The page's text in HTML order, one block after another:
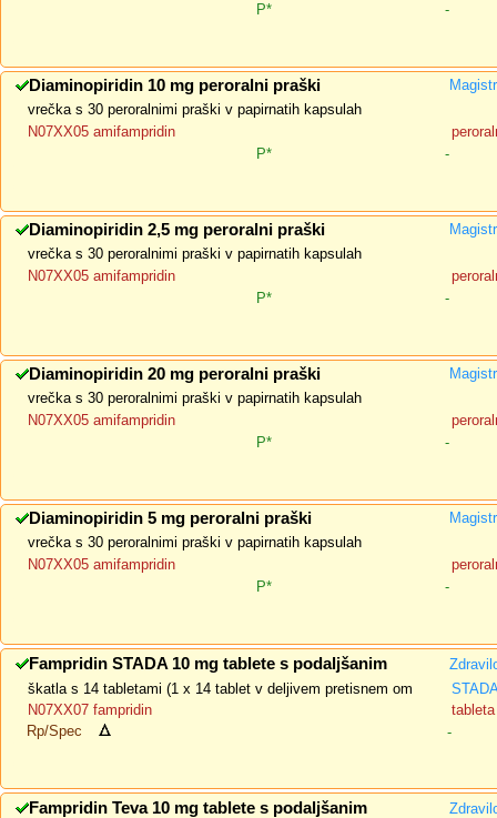
P*
-
Diaminopiridin 10 mg peroralni praški
vrečka s 30 peroralnimi praški v papirnatih kapsulah
N07XX05 amifampridin
P*
-
Diaminopiridin 2,5 mg peroralni praški
vrečka s 30 peroralnimi praški v papirnatih kapsulah
N07XX05 amifampridin
P*
-
Diaminopiridin 20 mg peroralni praški
vrečka s 30 peroralnimi praški v papirnatih kapsulah
N07XX05 amifampridin
P*
-
Diaminopiridin 5 mg peroralni praški
vrečka s 30 peroralnimi praški v papirnatih kapsulah
N07XX05 amifampridin
P*
-
Fampridin STADA 10 mg tablete s podaljšanim
škatla s 14 tabletami (1 x 14 tablet v deljivem pretisnem om
N07XX07 fampridin
Rp/Spec
-
Fampridin Teva 10 mg tablete s podaljšanim